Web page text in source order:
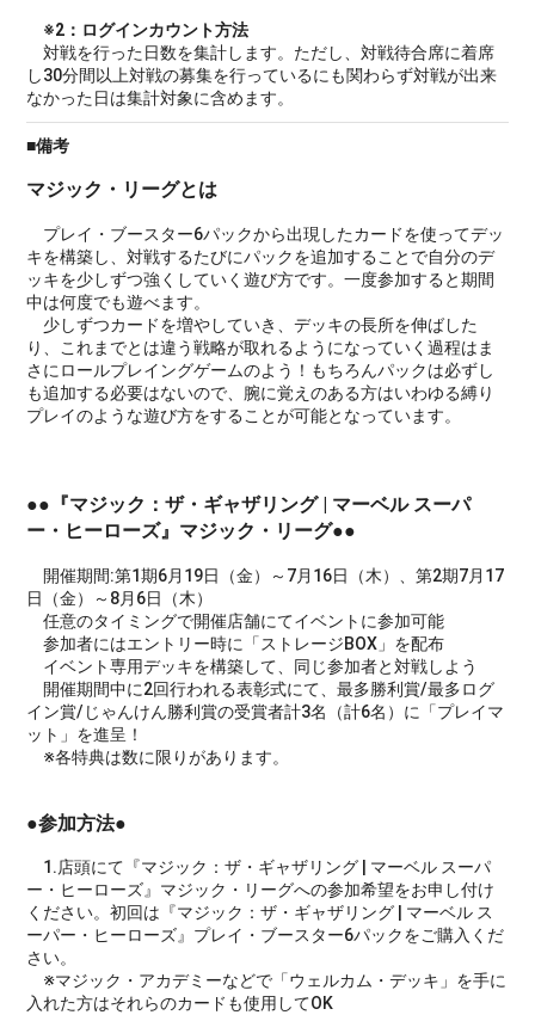
※2：ログインカウント方法
対戦を行った日数を集計します。ただし、対戦待合席に着席
し30分間以上対戦の募集を行っているにも関わらず対戦が出来
なかった日は集計対象に含めます。
■備考
マジック・リーグとは
プレイ・ブースター6パックから出現したカードを使ってデッ
キを構築し、対戦するたびにパックを追加することで自分のデ
ッキを少しずつ強くしていく遊び方です。一度参加すると期間
中は何度でも遊べます。
少しずつカードを増やしていき、デッキの長所を伸ばした
り、これまでとは違う戦略が取れるようになっていく過程はま
さにロールプレイングゲームのよう！もちろんパックは必ずし
も追加する必要はないので、腕に覚えのある方はいわゆる縛り
プレイのような遊び方をすることが可能となっています。
●●『マジック：ザ・ギャザリング | マーベル スーパ
ー・ヒーローズ』マジック・リーグ●●
開催期間:第1期6月19日（金）～7月16日（木）、第2期7月17
日（金）～8月6日（木）
任意のタイミングで開催店舗にてイベントに参加可能
参加者にはエントリー時に「ストレージBOX」を配布
イベント専用デッキを構築して、同じ参加者と対戦しよう
開催期間中に2回行われる表彰式にて、最多勝利賞/最多ログ
イン賞/じゃんけん勝利賞の受賞者計3名（計6名）に「プレイマ
ット」を進呈！
※各特典は数に限りがあります。
●参加方法●
1.店頭にて『マジック：ザ・ギャザリング | マーベル スーパ
ー・ヒーローズ』マジック・リーグへの参加希望をお申し付け
ください。初回は『マジック：ザ・ギャザリング | マーベル ス
ーパー・ヒーローズ』プレイ・ブースター6パックをご購入くだ
さい。
※マジック・アカデミーなどで「ウェルカム・デッキ」を手に
入れた方はそれらのカードも使用してOK